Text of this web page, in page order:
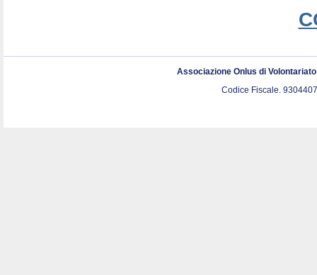
Associazione Onlus di
Codice Fiscale.